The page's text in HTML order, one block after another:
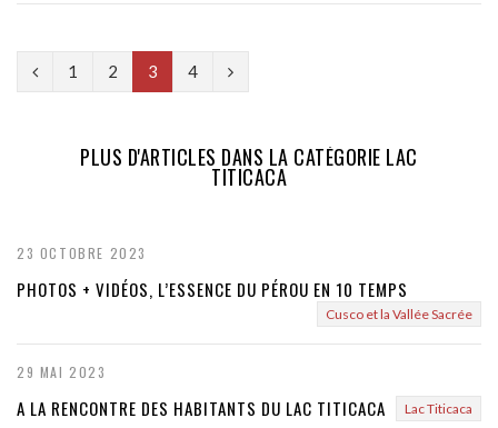
P
o
u
s
1 2 3 4
N
x
t
PLUS D'ARTICLES DANS LA CATÉGORIE LAC
TITICACA
23 OCTOBRE 2023
PHOTOS + VIDÉOS, L’ESSENCE DU PÉROU EN 10 TEMPS
Cusco et la Vallée Sacrée
29 MAI 2023
A LA RENCONTRE DES HABITANTS DU LAC TITICACA Lac Titicaca